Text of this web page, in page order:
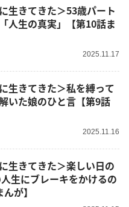
生きてきた＞53歳パート
人生の真実」【第10話ま
2025.11.17
生きてきた＞私を縛って
いた娘のひと言【第9話
2025.11.16
生きてきた＞楽しい日の
生にブレーキをかけるの
が】